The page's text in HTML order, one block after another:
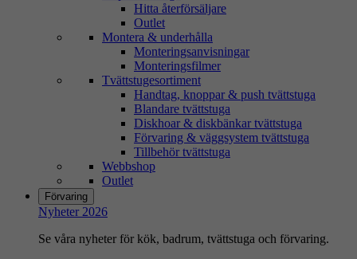
Hitta återförsäljare
Outlet
Montera & underhålla
Monteringsanvisningar
Monteringsfilmer
Tvättstugesortiment
Handtag, knoppar & push tvättstuga
Blandare tvättstuga
Diskhoar & diskbänkar tvättstuga
Förvaring & väggsystem tvättstuga
Tillbehör tvättstuga
Webbshop
Outlet
Förvaring
Nyheter 2026
Se våra nyheter för kök, badrum, tvättstuga och förvaring.